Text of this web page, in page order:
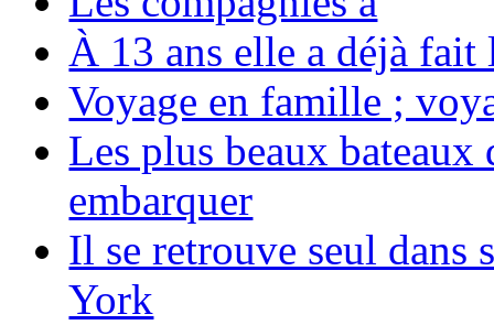
À 13 ans elle a déjà
Voyage en famille ;
Les plus beaux bateaux
embarquer
Il se retrouve seul dans
York